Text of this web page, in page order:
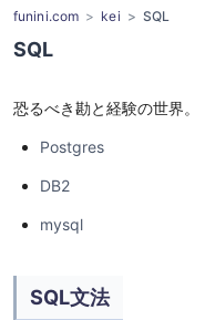
funini.com kei SQL
SQL
恐るべき勘と経験の世界。
Postgres
DB2
mysql
SQL文法